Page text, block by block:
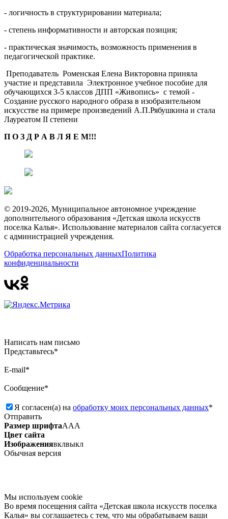
- логичность в структурировании материала;
- степень информативности и авторская позиция;
- практическая значимость, возможность применения в
педагогической практике.
Преподаватель Роменская Елена Викторовна приняла
участие и представила Электронное учебное пособие для
обучающихся 3-5 классов ДПП «Живопись» с темой -
Создание русского народного образа в изобразительном
искусстве на примере произведений А.П.Рябушкина и стала
Лауреатом II степени
П О З Д Р А В Л Я Е М!!!
© 2019-2026, Муниципальное автономное учреждение
дополнительного образования «Детская школа искусств
поселка Калья». Использование материалов сайта согласуется
с администрацией учреждения.
Обработка персональных данныхПолитика
конфиденциальности
Написать нам письмо
Представьтесь*
E-mail*
Сообщение*
Я согласен(а) на обработку моих персональных данных*
Отправить
Размер шрифтаААА
Цвет сайта
Изображениявклвыкл
Обычная версия
Мы используем сookie
Во время посещения сайта «Детская школа искусств поселка
Калья» вы соглашаетесь с тем, что мы обрабатываем ваши